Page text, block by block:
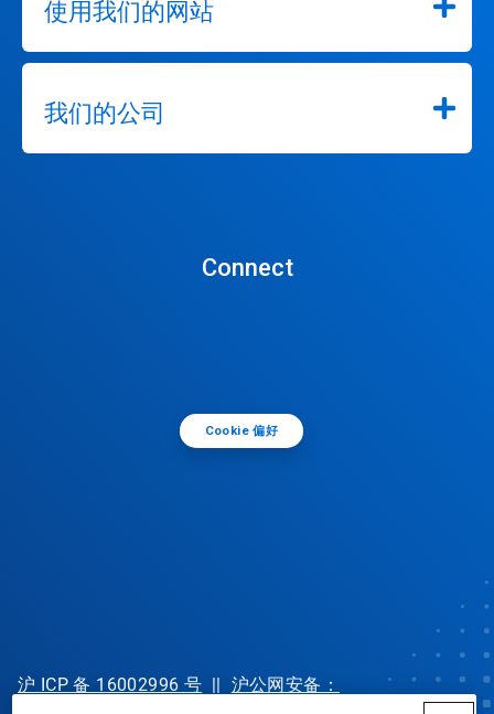
使用我们的网站
我们的公司
Connect
Cookie 偏好
沪 ICP 备 16002996 号 || 沪公网安备：